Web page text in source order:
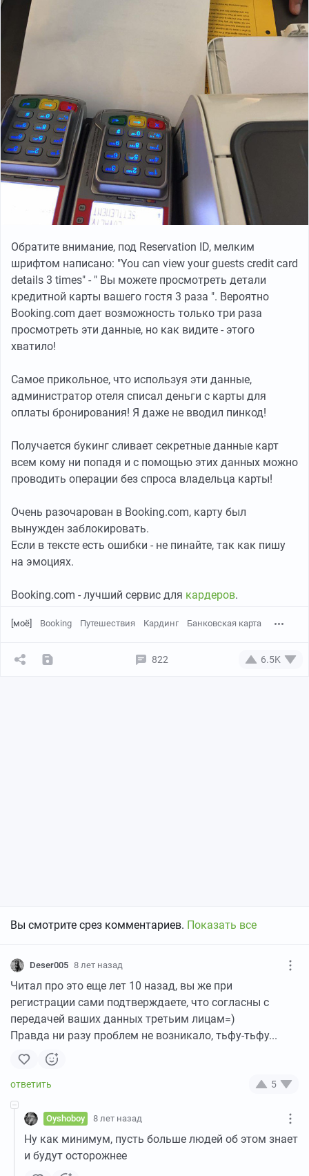
Обратите внимание, под Reservation ID, мелким
шрифтом написано: "You can view your guests credit card
details 3 times" - " Вы можете просмотреть детали
кредитной карты вашего гостя 3 раза ". Вероятно
Booking.com дает возможность только три раза
просмотреть эти данные, но как видите - этого
хватило!
Самое прикольное, что используя эти данные,
администратор отеля списал деньги с карты для
оплаты бронирования! Я даже не вводил пинкод!
Получается букинг сливает секретные данные карт
всем кому ни попадя и с помощью этих данных можно
проводить операции без спроса владельца карты!
Очень разочарован в Booking.com, карту был
вынужден заблокировать.
Если в тексте есть ошибки - не пинайте, так как пишу
на эмоциях.
Booking.com - лучший сервис для кардеров.
[моё] Booking Путешествия Кардинг Банковская карта
822 6.5K
Вы смотрите срез комментариев. Показать все
Deser005 8 лет назад
Читал про это еще лет 10 назад, вы же при
регистрации сами подтверждаете, что согласны с
передачей ваших данных третьим лицам=)
Правда ни разу проблем не возникало, тьфу-тьфу...
5
Oyshoboy 8 лет назад
Ну как минимум, пусть больше людей об этом знает
и будут осторожнее